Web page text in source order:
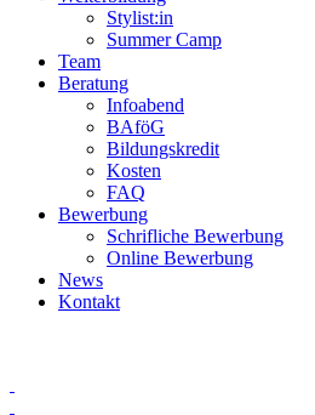
Stylist:in
Summer Camp
Team
Beratung
Infoabend
BAföG
Bildungskredit
Kosten
FAQ
Bewerbung
Schrifliche Bewerbung
Online Bewerbung
News
Kontakt